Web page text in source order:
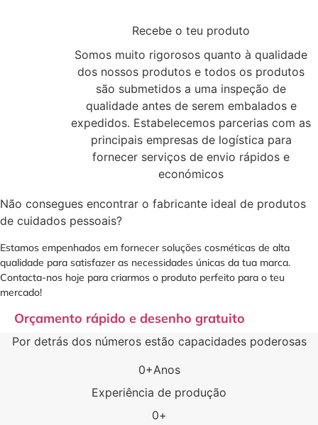
Recebe o teu produto
Somos muito rigorosos quanto à qualidade
dos nossos produtos e todos os produtos
são submetidos a uma inspeção de
qualidade antes de serem embalados e
expedidos. Estabelecemos parcerias com as
principais empresas de logística para
fornecer serviços de envio rápidos e
económicos
Não consegues encontrar o fabricante ideal de produtos
de cuidados pessoais?
Estamos empenhados em fornecer soluções cosméticas de alta
qualidade para satisfazer as necessidades únicas da tua marca.
Contacta-nos hoje para criarmos o produto perfeito para o teu
mercado!
Orçamento rápido e desenho gratuito
Por detrás dos números estão capacidades poderosas
Experiência de produção
0+Anos
0+